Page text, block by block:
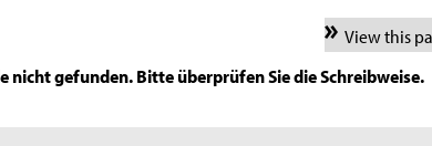
View this
nicht gefunden. Bitte überprüfen Sie die Schreibweise.